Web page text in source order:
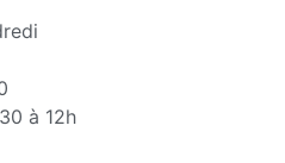
à 12h